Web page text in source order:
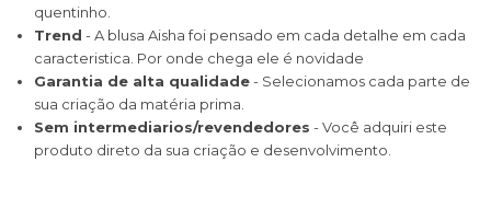
quentinho.
Trend - A blusa Aisha foi pensado em cada detalhe em cada
caracteristica. Por onde chega ele é novidade
Garantia de alta qualidade- Selecionamos cada parte de
sua criação da matéria prima.
Sem intermediarios/revendedores - Você adquiri este
produto direto da sua criação e desenvolvimento.​